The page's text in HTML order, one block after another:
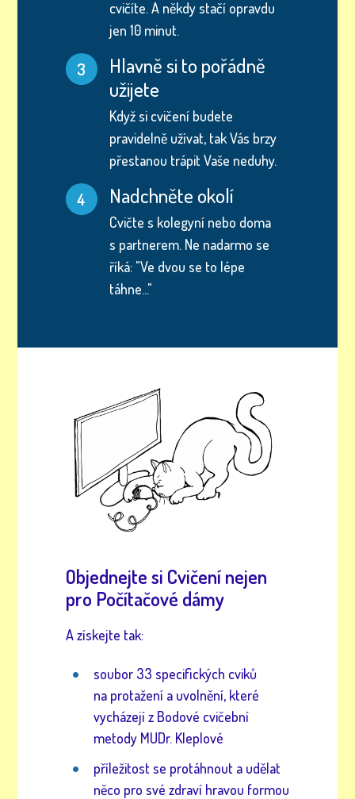
cvičíte. A někdy stačí opravdu
jen 10 minut.
3
Hlavně si to pořádně
užijete
Když si cvičení budete
pravidelně užívat, tak Vás brzy
přestanou trápit Vaše neduhy.
4 Nadchněte okolí
Cvičte s kolegyní nebo doma
s partnerem. Ne nadarmo se
říká: "Ve dvou se to lépe
táhne..."
Objednejte si Cvičení nejen
pro Počítačové dámy
A získejte tak:
soubor 33 specifických cviků
na protažení a uvolnění, které
vycházejí z Bodové cvičební
metody MUDr. Kleplové
příležitost se protáhnout a udělat
něco pro své zdraví hravou formou